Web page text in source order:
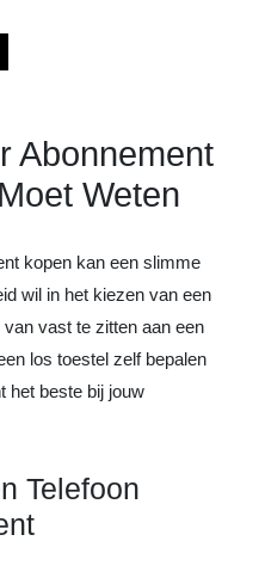
Abonnement
Weten
kopen kan een slimme
wil in het kiezen van een
vast te zitten aan een
los toestel zelf bepalen
het beste bij jouw
Telefoon